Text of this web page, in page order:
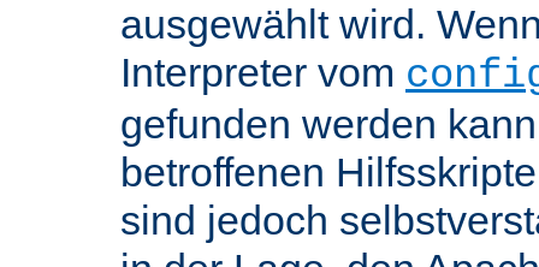
ausgewählt wird.
Interpreter vom
gefunden werden
betroffenen
sind jedoch